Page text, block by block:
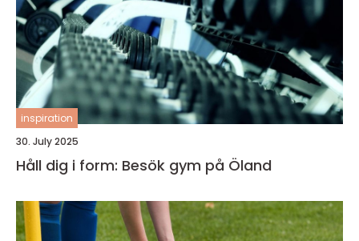
inspiration
30. July 2025
Håll dig i form: Besök gym på Öland